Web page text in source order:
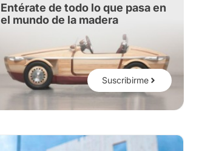
Entérate de todo lo que pasa en
el mundo de la madera
Suscribirme